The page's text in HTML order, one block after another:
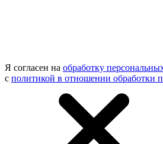
Я согласен на обработку
с политикой в отношении обработки